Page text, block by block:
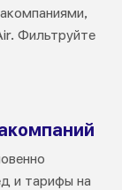
Фильтруйте
и тарифы на